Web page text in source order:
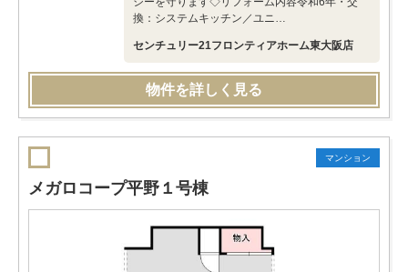
換：システムキッチン／ユニ…
センチュリー21フロンティアホーム東大阪店
物件を詳しく見る
マンション
メガロコープ平野１号棟